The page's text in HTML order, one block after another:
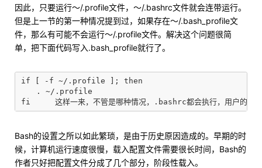
因此，只要运行～/.profile文件，～/.bashrc文件就会连带运行。
但是上一节的第一种情况提到过，如果存在～/.bash_profile文
件，那么有可能不会运行～/.profile文件。解决这个问题很简
单，把下面代码写入.bash_profile就行了。
if [ -f ~/.profile ]; then
. ~/.profile
Bash的设置之所以如此繁琐，是由于历史原因造成的。早期的时
候，计算机运行速度很慢，载入配置文件需要很长时间，Bash的
作者只好把配置文件分成了几个部分，阶段性载入。